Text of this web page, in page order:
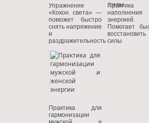
Упражнение
«Кокон света» —
поможет быстро
снять напряжение
и
раздражительность
Практика
наполнения
энергией.
Помогает
восстановить
силы
Практика для
гармонизации